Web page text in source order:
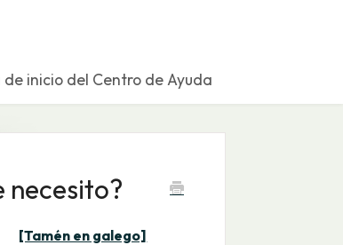
de inicio del Centro de Ayuda
necesito?
[Tamén en galego]